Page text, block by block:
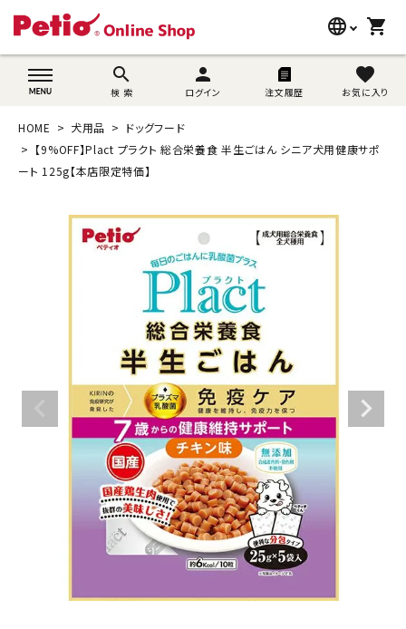
language
wovn-lang-name
shopping_cart
search
検 索
person
ログイン 注文履歴
favorite
お気に入り
search
猫用品
ブランド別に探す
ご利用案内
ACCOUNT MENU
ようこそ ゲスト 様
person 新規会員登録
HOME 犬用品
ドッグフード
【9%OFF】Plact プラクト 総合栄養食 半生ごはん シニア犬用健康サポ
ート 125g【本店限定特価】